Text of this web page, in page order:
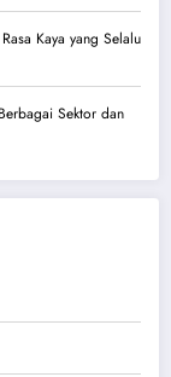
Kaya yang Selalu
Sektor dan